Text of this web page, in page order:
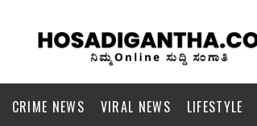
CRIME NEWS VIRAL NEWS LIFESTYLE